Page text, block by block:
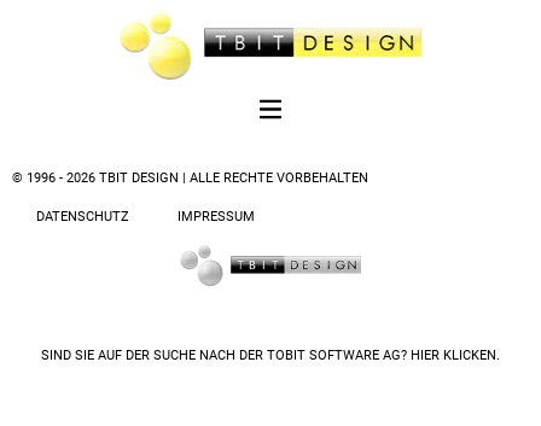
© 1996 - 2026 TBIT DESIGN | ALLE RECHTE VORBEHALTEN
DATENSCHUTZ IMPRESSUM
SIND SIE AUF DER SUCHE NACH DER TOBIT SOFTWARE AG? HIER KLICKEN.